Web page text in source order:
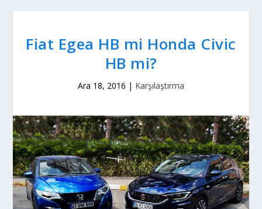
Fiat Egea HB mi Honda Civic
HB mi?
Ara 18, 2016 | Karşılaştırma